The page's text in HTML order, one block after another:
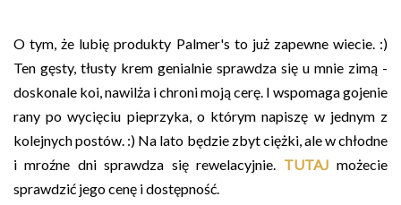
O tym, że lubię produkty Palmer's to już zapewne wiecie. :)
Ten gęsty, tłusty krem genialnie sprawdza się u mnie zimą -
doskonale koi, nawilża i chroni moją cerę. I wspomaga gojenie
rany po wycięciu pieprzyka, o którym napiszę w jednym z
kolejnych postów. :) Na lato będzie zbyt ciężki, ale w chłodne
i mroźne dni sprawdza się rewelacyjnie. TUTAJ możecie
sprawdzić jego cenę i dostępność.